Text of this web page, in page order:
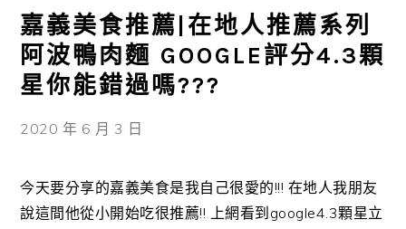
嘉義美食推薦|在地人推薦系列
阿波鴨肉麵 GOOGLE評分4.3顆
星你能錯過嗎???
2020 年 6 月 3 日
今天要分享的嘉義美食是我自己很愛的!!! 在地人我朋友
說這間他從小開始吃很推薦!! 上網看到google4.3顆星立